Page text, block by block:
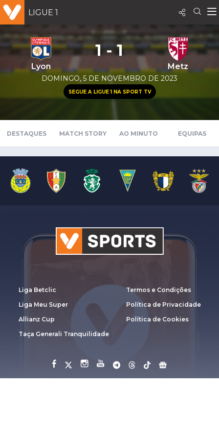
LIGUE 1
Lyon
1 - 1
Metz
DOMINGO, 5 DE NOVEMBRO DE 2023
SEGUE A LIGUE 1 NA SPORT TV
DESTAQUES MATCH STORY AO MINUTO EQUIPAS
Liga Betclic
Liga Meu Super
Allianz Cup
Taça Generali Tranquilidade
Termos e Condições
Política de Privacidade
Política de Cookies